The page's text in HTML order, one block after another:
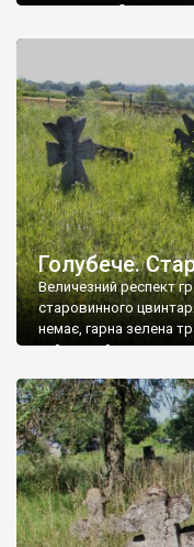
мешканець
Голубече.
Величезний респект
старовинного
немає, гарна зелена
найкращий регулятор
бруньками, кози ті
делікатес. На
різноманітних форм